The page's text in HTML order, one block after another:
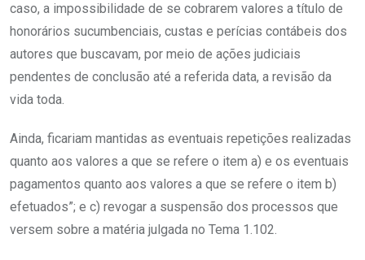
caso, a impossibilidade de se cobrarem valores a título de
honorários sucumbenciais, custas e perícias contábeis dos
autores que buscavam, por meio de ações judiciais
pendentes de conclusão até a referida data, a revisão da
vida toda.
Ainda, ficariam mantidas as eventuais repetições realizadas
quanto aos valores a que se refere o item a) e os eventuais
pagamentos quanto aos valores a que se refere o item b)
efetuados”; e c) revogar a suspensão dos processos que
versem sobre a matéria julgada no Tema 1.102.